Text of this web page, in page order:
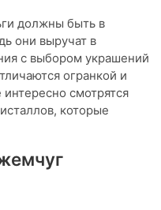
должны быть в
они выручат в
с выбором украшений
огранкой и
смотрятся
которые